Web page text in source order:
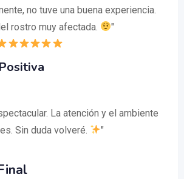
no tuve una buena experiencia.
rostro muy afectada.
"
La atención y el ambiente
Sin duda volveré.
"